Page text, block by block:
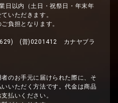
日以内（土日・祝祭日・年末年
いただきます。
負担となります。
(普)0201412 カナヤブラ
のお手元に届けられた際に、そ
いただく方法です。代金は商品
払いください。